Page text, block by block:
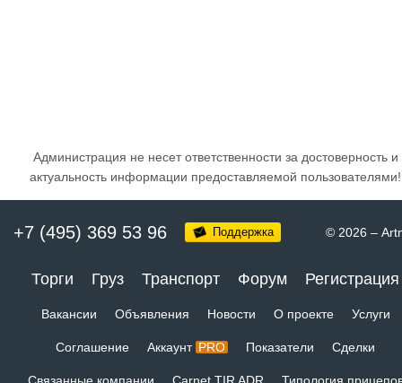
Администрация не несет ответственности за достоверность и
актуальность информации предоставляемой пользователями!
+7 (495) 369 53 96 Поддержка © 2026 –
Торги Груз Транспорт Форум Регистрация
Вакансии Объявления Новости О проекте Услуги
Соглашение Аккаунт PRO Показатели Сделки